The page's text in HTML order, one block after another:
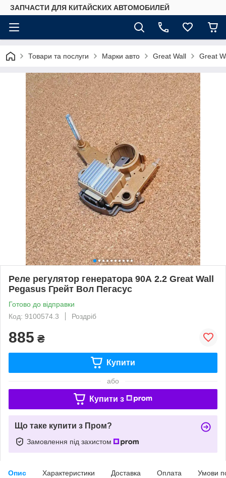
ЗАПЧАСТИ ДЛЯ КИТАЙСКИХ АВТОМОБИЛЕЙ
Товари та послуги Марки авто Great Wall Great
Реле регулятор генератора 90А 2.2 Great Wall
Pegasus Грейт Вол Пегасус
Готово до відправки
Код: 9100574.3
Роздріб
885 ₴
Купити
або
Купити з
Що таке купити з Пром?
Замовлення під захистом
Опис Характеристики Доставка Оплата Умови